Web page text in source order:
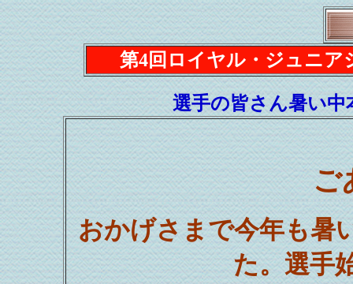
第4回ロイヤル・ジュニア
選手の皆さん暑い
ご
おかげさまで今年も暑
た。選手